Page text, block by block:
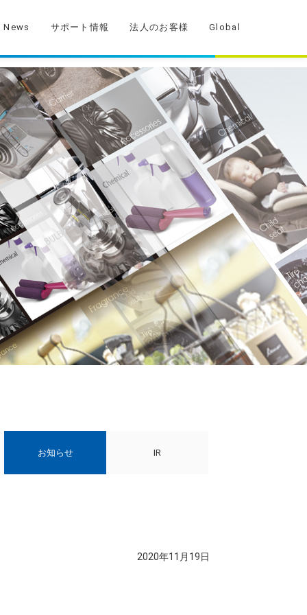
News サポート情報 法人のお客様 Global
お知らせ IR
2020年11月19日